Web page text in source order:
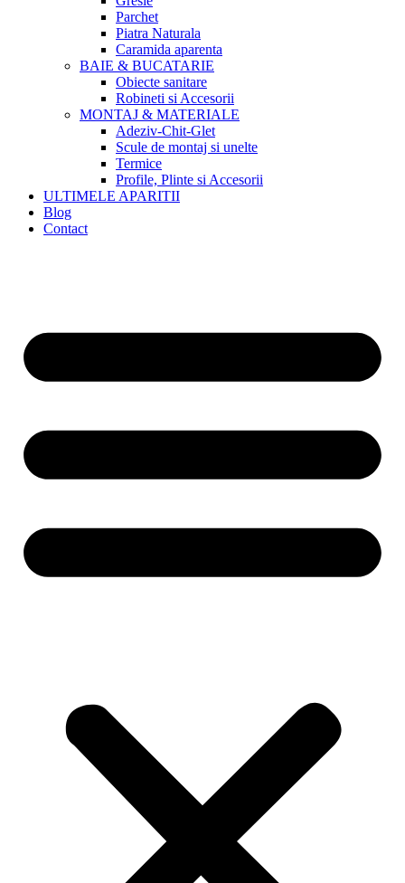
Parchet
Piatra Naturala
Caramida aparenta
BAIE & BUCATARIE
Obiecte sanitare
Robineti si Accesorii
MONTAJ & MATERIALE
Adeziv-Chit-Glet
Scule de montaj si unelte
Termice
Profile, Plinte si Accesorii
ULTIMELE APARITII
Blog
Contact